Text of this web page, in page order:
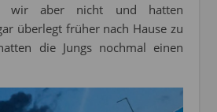
wir aber nicht und hatten
überlegt früher nach Hause zu
die Jungs nochmal einen